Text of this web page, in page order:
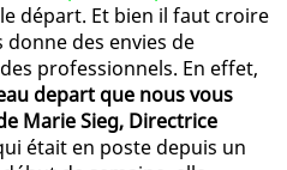
départ. Et bien il faut croire
des envies de
professionnels. En effet,
depart que nous vous
Marie Sieg, Directrice
était en poste depuis un